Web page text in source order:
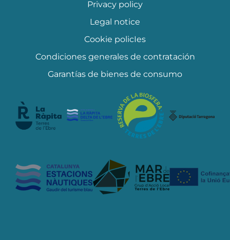
Privacy policy
Legal notice
Cookie policIes
Condiciones generales de contratación
Garantías de bienes de consumo